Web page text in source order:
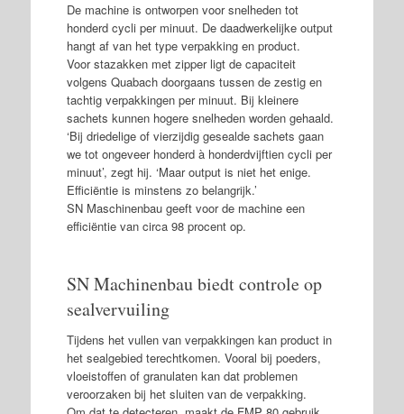
De machine is ontworpen voor snelheden tot
honderd cycli per minuut. De daadwerkelijke output
hangt af van het type verpakking en product.
Voor stazakken met zipper ligt de capaciteit
volgens Quabach doorgaans tussen de zestig en
tachtig verpakkingen per minuut. Bij kleinere
sachets kunnen hogere snelheden worden gehaald.
‘Bij driedelige of vierzijdig gesealde sachets gaan
we tot ongeveer honderd à honderdvijftien cycli per
minuut’, zegt hij. ‘Maar output is niet het enige.
Efficiëntie is minstens zo belangrijk.’
SN Maschinenbau geeft voor de machine een
efficiëntie van circa 98 procent op.
SN Machinenbau biedt controle op
sealvervuiling
Tijdens het vullen van verpakkingen kan product in
het sealgebied terechtkomen. Vooral bij poeders,
vloeistoffen of granulaten kan dat problemen
veroorzaken bij het sluiten van de verpakking.